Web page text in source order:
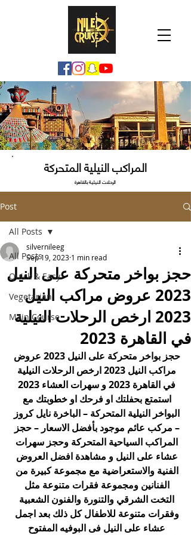
المراكب النيلية المتحركة
الرحلات النيلية بالقاهرة
Post
All Posts
Quick & Easy
Vegetarian
Main Course
All Posts
حجز بواخر متحركة على النيل
2023 عروض مراكب النيل
2023 ارخص الرحلات النيلية
في القاهرة 2023
silvernileeg
Sep 19, 2023 1 min read
حجز بواخر متحركة على النيل 2023 عروض
مراكب النيل 2023 ارخص الرحلات النيلية
استمتع بحفلتك او فرحك او خطوبتك مع
البواخر النيلية المتحركة – الباخرة نايل كروز
– مركب عائم موجود بأفضل الاسعار – حجز
المراكب السياحية المتحركة وحجز سهرات
عشاء على النيل و مشاهدة افضل العروض
الفنية والاستعراضية مع مجموعة كبيرة من
الفنانين ومجموعة فقرات متنوعة مثل
التخت الشرقي والتنورة والفنون الشعبية
وفقرات متنوعة للاطفال كل ذلك بعد اجمل
عشاء على النيل فى البوفيه المفتوح